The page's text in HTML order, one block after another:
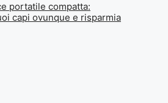
portatile compatta:
capi ovunque e risparmia